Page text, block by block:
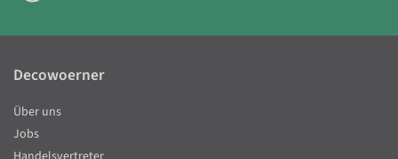
Decowoerner
Über uns
Jobs